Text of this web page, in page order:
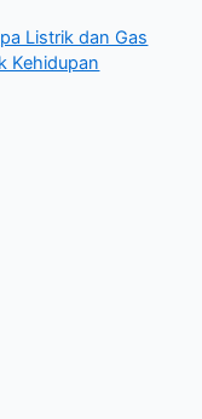
Listrik dan Gas
Kehidupan